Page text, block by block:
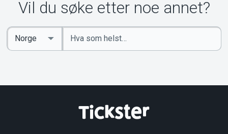
Vil du søke etter noe annet?
Angi
nøkkelord
Select
Country